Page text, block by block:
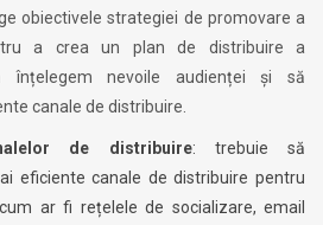
obiectivele strategiei de promovare a
a crea un plan de distribuire a
înțelegem nevoile audienței și să
canale de distribuire.
de distribuire: trebuie să
eficiente canale de distribuire pentru
ar fi rețelele de socializare, email